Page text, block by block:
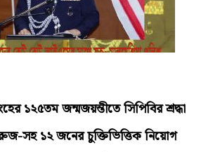
১২৫তম জন্মজয়ন্তীতে সিপিবির শ্রদ্ধা
সহ ১২ জনের চুক্তিভিত্তিক নিয়োগ